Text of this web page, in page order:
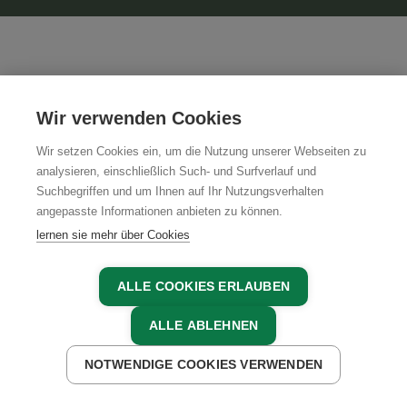
Magazinartikel zum Betrieb
JETZT ANFRAGEN JETZT BUCHEN
Wir verwenden Cookies
Wir setzen Cookies ein, um die Nutzung unserer Webseiten zu
analysieren, einschließlich Such- und Surfverlauf und
Suchbegriffen und um Ihnen auf Ihr Nutzungsverhalten
angepasste Informationen anbieten zu können.
lernen sie mehr über Cookies
ALLE COOKIES ERLAUBEN
ALLE ABLEHNEN
NOTWENDIGE COOKIES VERWENDEN